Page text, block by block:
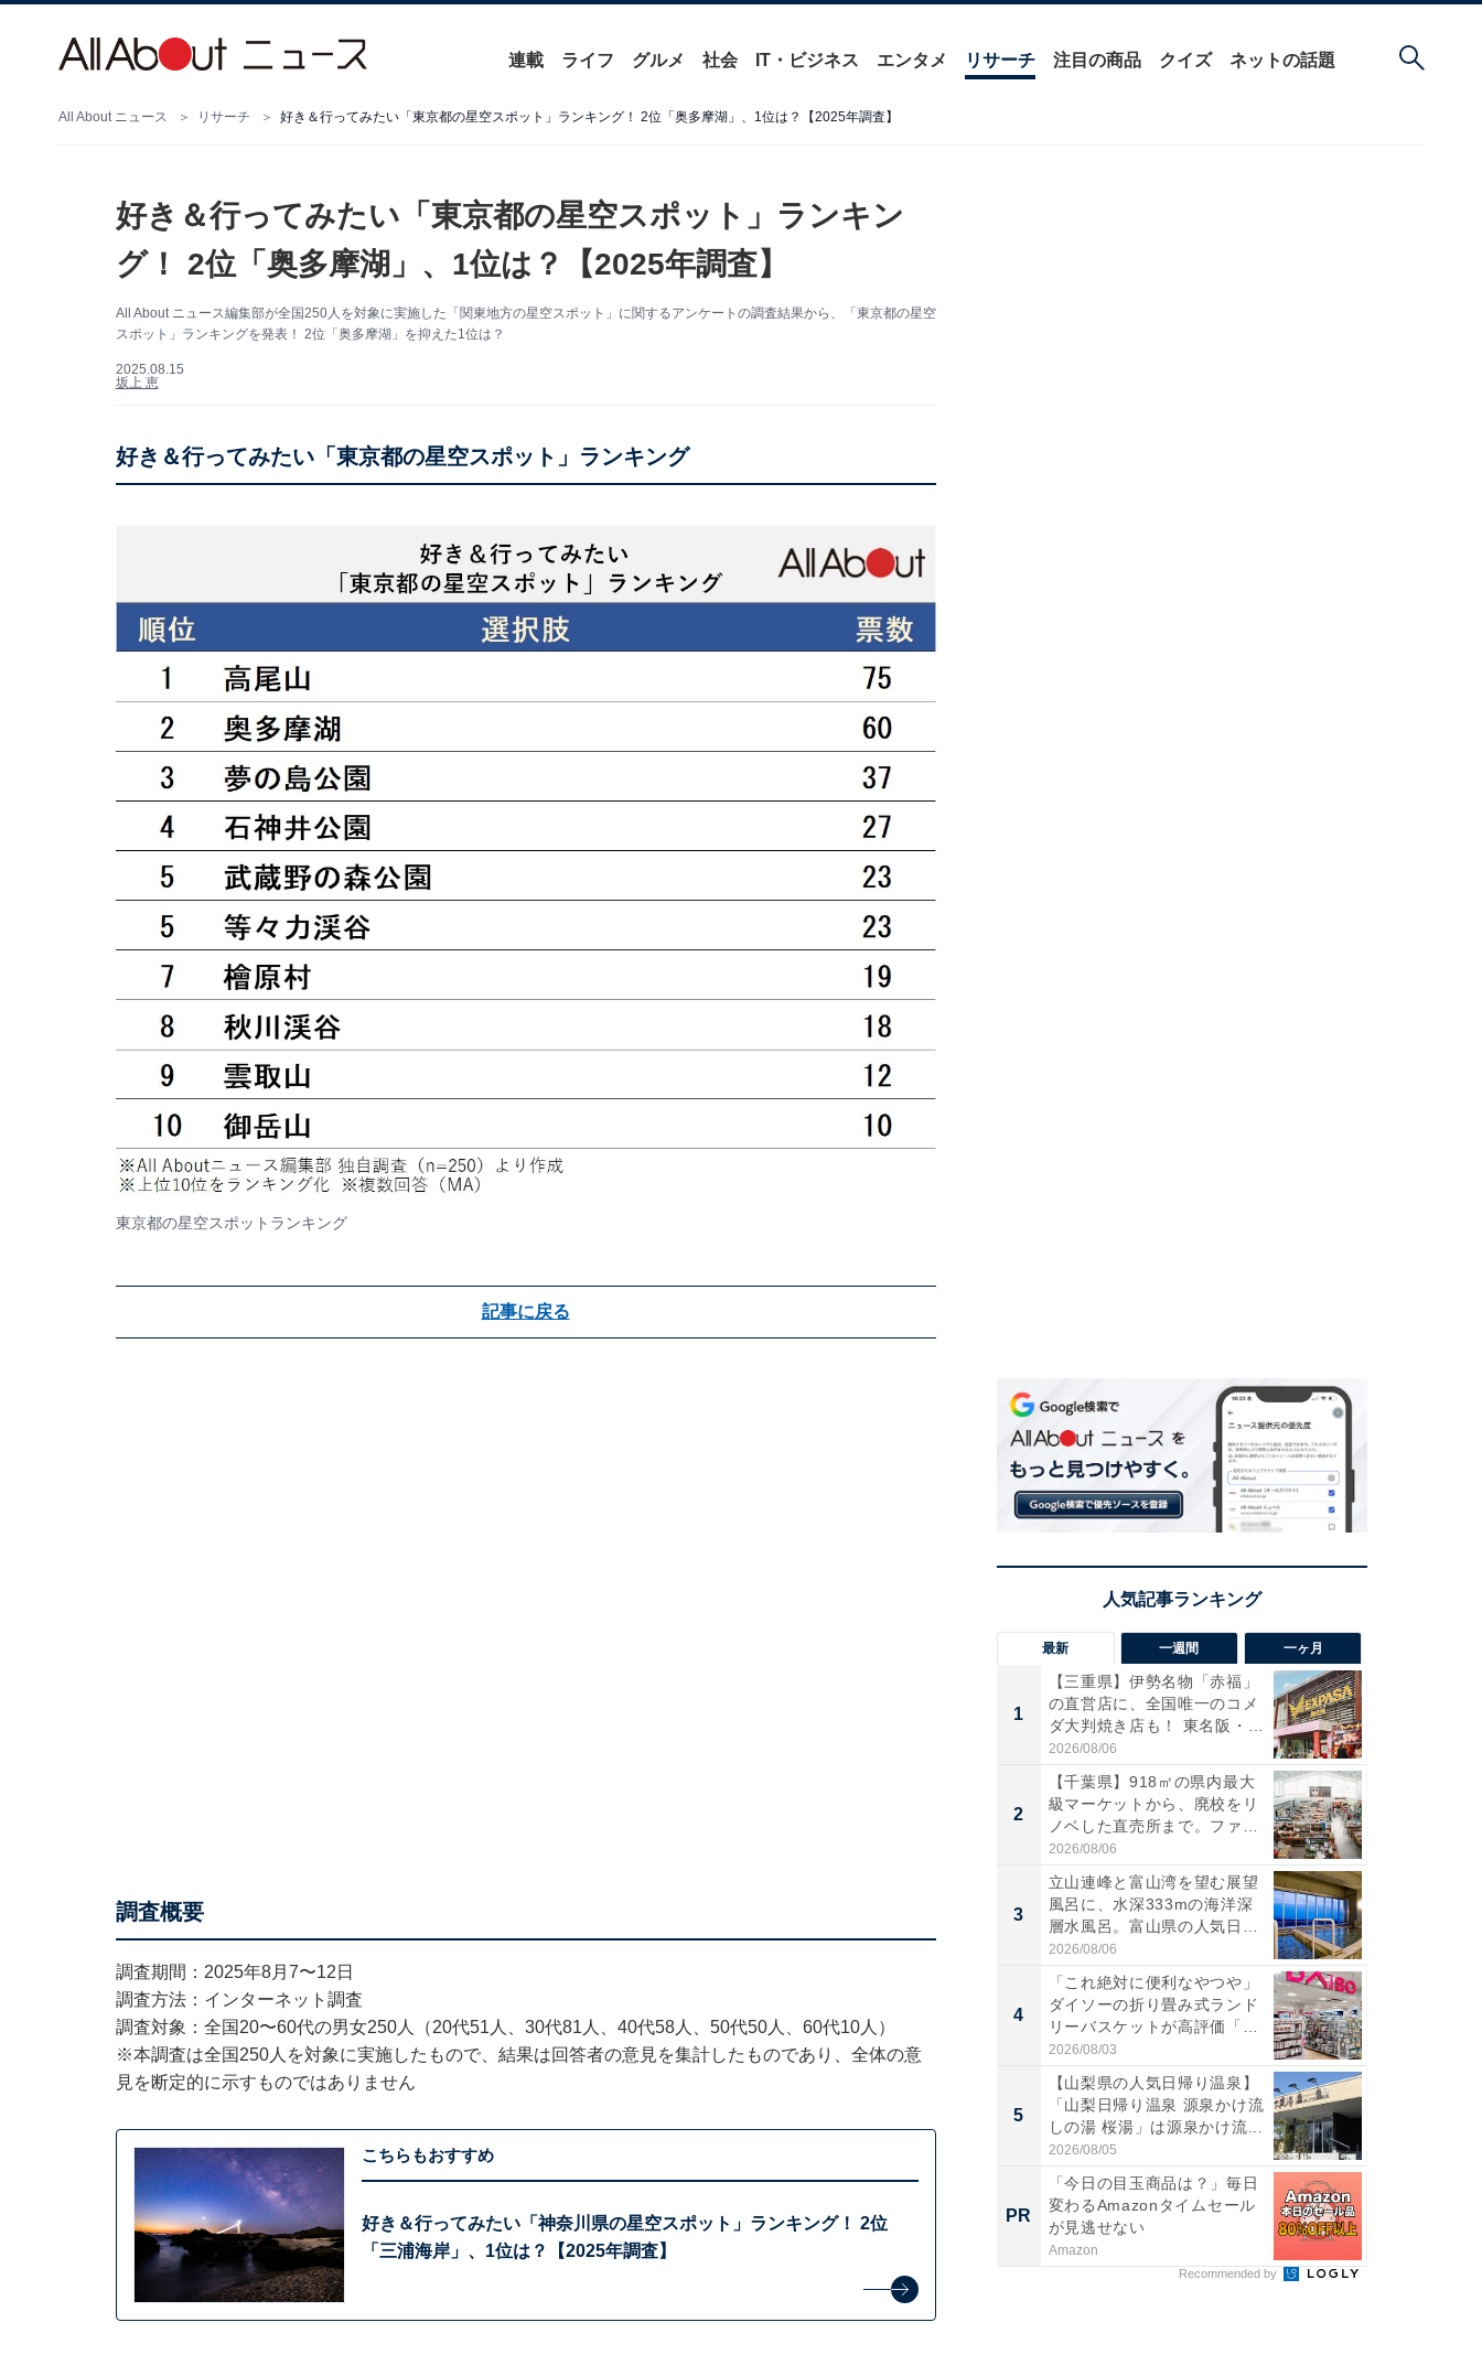
連載 ライフ グルメ 社会 IT・ビジネス エンタメ リサーチ 注目の商品 クイズ ネットの話題
All About ニュース リサーチ 好き＆行ってみたい「東京都の星空スポット」ランキング！ 2位「奥多摩湖」、1位は？【2025年調査】
好き＆行ってみたい「東京都の星空スポット」ランキン
グ！ 2位「奥多摩湖」、1位は？【2025年調査】
All About ニュース編集部が全国250人を対象に実施した「関東地方の星空スポット」に関するアンケートの調査結果から、「東京都の星空
スポット」ランキングを発表！ 2位「奥多摩湖」を抑えた1位は？
2025.08.15
坂上 恵
好き＆行ってみたい「東京都の星空スポット」ランキング
東京都の星空スポットランキング
記事に戻る
調査概要
調査期間：2025年8月7〜12日
調査方法：インターネット調査
調査対象：全国20〜60代の男女250人（20代51人、30代81人、40代58人、50代50人、60代10人）
※本調査は全国250人を対象に実施したもので、結果は回答者の意見を集計したものであり、全体の意
見を断定的に示すものではありません
こちらもおすすめ
好き＆行ってみたい「神奈川県の星空スポット」ランキング！ 2位
「三浦海岸」、1位は？【2025年調査】
最新 一週間 一ヶ月
1
【三重県】伊勢名物「赤福」
の直営店に、全国唯一のコメ
ダ大判焼き店も！ 東名阪・
伊...
2026/08/06
2
【千葉県】918㎡の県内最大
級マーケットから、廃校をリ
ノベした直売所まで。ファ
ー...
2026/08/06
3
立山連峰と富山湾を望む展望
風呂に、水深333mの海洋深
層水風呂。富山県の人気日
帰...
2026/08/06
4
「これ絶対に便利なやつや」
ダイソーの折り畳み式ランド
リーバスケットが高評価「使
わ...
2026/08/03
5
【山梨県の人気日帰り温泉】
「山梨日帰り温泉 源泉かけ流
しの湯 桜湯」は源泉かけ流...
2026/08/05
PR
「今日の目玉商品は？」毎日
変わるAmazonタイムセール
が見逃せない
Amazon
Recommended by